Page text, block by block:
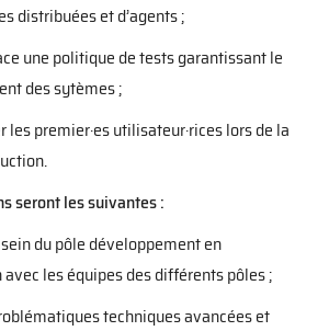
distribuées et d’agents ;
une politique de tests garantissant le
des sytèmes ;
les premier·es utilisateur·rices lors de la
seront les suivantes :
du pôle développement en
les équipes des différents pôles ;
techniques avancées et